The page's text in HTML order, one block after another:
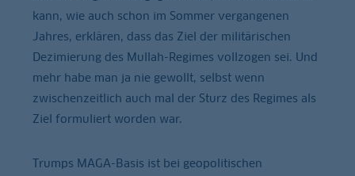
kann, wie auch schon im Sommer vergangenen
Jahres, erklären, dass das Ziel der militärischen
Dezimierung des Mullah-Regimes vollzogen sei. Und
mehr habe man ja nie gewollt, selbst wenn
zwischenzeitlich auch mal der Sturz des Regimes als
Ziel formuliert worden war.
Trumps MAGA-Basis ist bei geopolitischen